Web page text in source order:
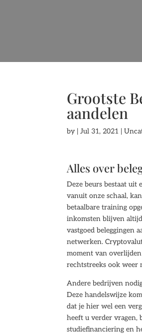
Grootste
aandelen
by |Jul 31, 2021 |
Alles over
Deze beurs bestaat
vanuit onze schaal,
betaalbare training
inkomsten blijven
vastgoed beleggingen
netwerken.
moment van
rechtstreeks ook weer
Andere bedrijven
Deze handelswijze
dat je hier wel een
heeft u verder vragen,
studiefinanciering en